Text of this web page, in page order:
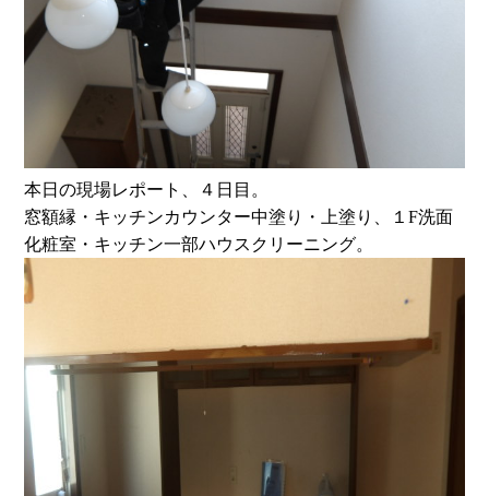
本日の現場レポート、４日目。
窓額縁・キッチンカウンター中塗り・上塗り、１F洗面
化粧室・キッチン一部ハウスクリーニング。